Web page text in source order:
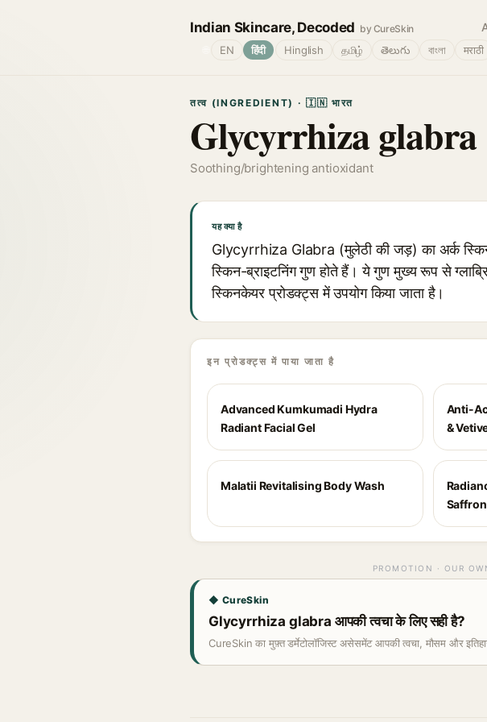
Indian Skincare, Decoded by CureSkin
EN हिंदी Hinglish தமிழ் తెలుగు বাংলা मराठी
तत्व (INGREDIENT) · 🇮🇳 भारत
Glycyrrhiza glabra
Soothing/brightening antioxidant
यह क्या है
Glycyrrhiza Glabra (मुलेठी की जड़) का अर्क
स्किन-ब्राइटनिंग गुण होते हैं। ये गुण मुख्य रूप से
स्किनकेयर प्रोडक्ट्स में उपयोग किया जाता है।
इन प्रोडक्ट्स में पाया जाता है
Advanced Kumkumadi Hydra
Radiant Facial Gel
Anti-
&
Malatii Revitalising Body Wash
PROMOTION · OUR
◆ CureSkin
Glycyrrhiza glabra आपकी त्वचा के लिए सही है?
CureSkin का मुफ़्त डर्मेटोलॉजिस्ट असेसमेंट आपकी त्वचा, मौसम और